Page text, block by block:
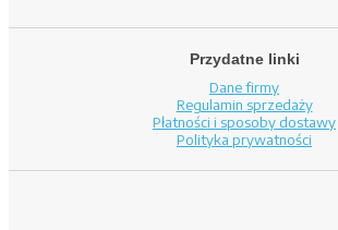
Przydatne linki
Dane firmy
Regulamin sprzedaży
Płatności i sposoby dostawy
Polityka prywatności